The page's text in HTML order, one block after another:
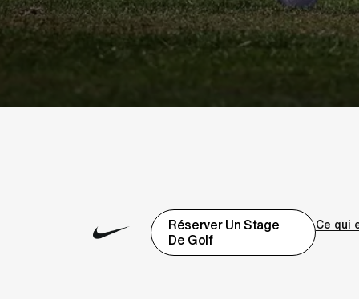
Réserver Un Stage
De Golf
Ce qui